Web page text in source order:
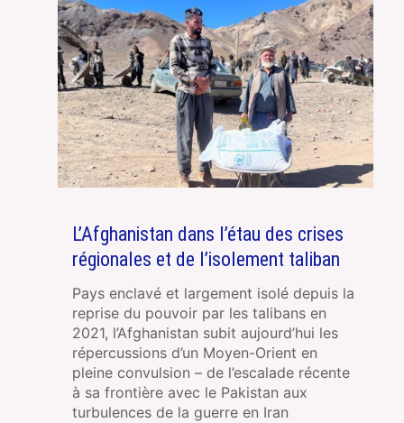
L’Afghanistan dans l’étau des crises
régionales et de l’isolement taliban
Pays enclavé et largement isolé depuis la
reprise du pouvoir par les talibans en
2021, l’Afghanistan subit aujourd’hui les
répercussions d’un Moyen-Orient en
pleine convulsion – de l’escalade récente
à sa frontière avec le Pakistan aux
turbulences de la guerre en Iran